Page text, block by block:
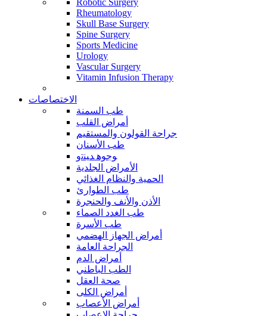
Rheumatology
Skull Base Surgery
Spine Surgery
Sports Medicine
Urology
Vascular Surgery
Vitamin Infusion Therapy
الاختصاصات
طب السمنة
أمراض القلب
جراحة القولون والمستقيم
طب الأسنان
ﻮﺟﻮﻫ ﺪﻴﻨﺗﻭ
الأمراض الجلدية
الحمية والنظام الغذائي
طب الطوارئ
الأذن والأنف والحنجرة
طب الغدد الصماء
طب الأسرة
أمراض الجهاز الهضمي
الجراحة العامة
أمراض الدم
الطب الباطني
صحة العقل
أمراض الكلى
أمراض الأعصاب